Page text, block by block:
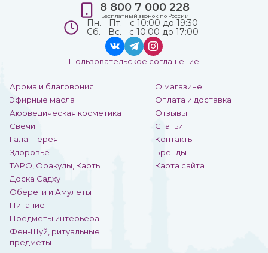
Арома и благовония
Эфирные масла
Аюрведическая косметика
Свечи
Галантерея
Здоровье
ТАРО, Оракулы, Карты
Доска Садху
Обереги и Амулеты
Питание
Предметы интерьера
Фен-Шуй, ритуальные
предметы
О магазине
Оплата и доставка
Отзывы
Статьи
Контакты
Бренды
Карта сайта
8 800 7 000 228
Бесплатный звонок по России
Пн. - Пт. - с 10:00 до 19:30
Сб. - Вс. - с 10:00 до 17:00
Пользовательское соглашение